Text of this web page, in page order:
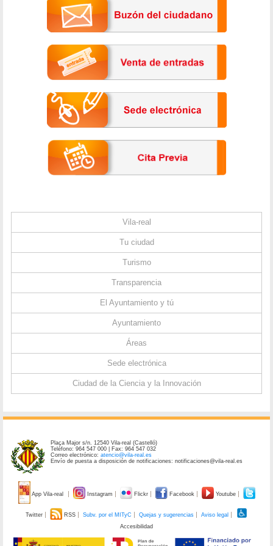
Vila-real
Tu ciudad
Turismo
Transparencia
El Ayuntamiento y tú
Ayuntamiento
Áreas
Sede electrónica
Ciudad de la Ciencia y la Innovación
Plaça Major s/n. 12540 Vila-real (Castelló)
Teléfono: 964 547 000 | Fax: 964 547 032
Correo electrónico:atencio@vila-real.es
Envío de puesta a disposición de notificaciones: notificaciones@vila-real.es
App Vila-real Instagram Flickr Facebook Youtube
Twitter RSS Subv. por el MITyC Quejas y sugerencias
Aviso legal
Accesibilidad